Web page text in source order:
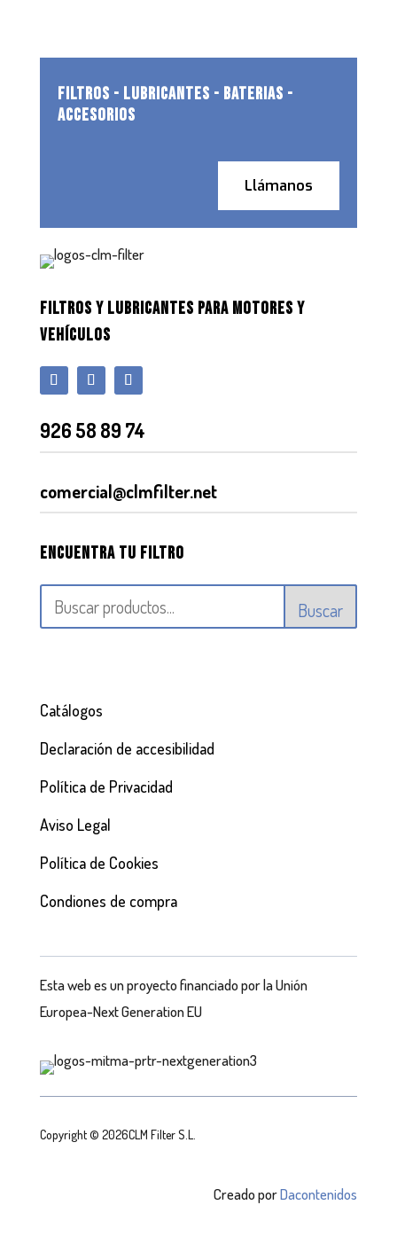
FILTROS - LUBRICANTES - BATERIAS -
ACCESORIOS
Llámanos
FILTROS Y LUBRICANTES PARA MOTORES Y
VEHÍCULOS
926 58 89 74
comercial@clmfilter.net
Encuentra tu filtro
Buscar
Catálogos
Declaración de accesibilidad
Política de Privacidad
Aviso Legal
Política de Cookies
Condiones de compra
Esta web es un proyecto financiado por la Unión
Europea-Next Generation EU
Copyright © 2026CLM Filter S.L.
Creado porDacontenidos